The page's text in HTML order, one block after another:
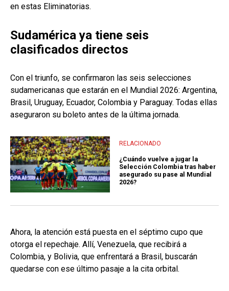
en estas Eliminatorias.
Sudamérica ya tiene seis
clasificados directos
Con el triunfo, se confirmaron las seis selecciones
sudamericanas que estarán en el Mundial 2026: Argentina,
Brasil, Uruguay, Ecuador, Colombia y Paraguay. Todas ellas
aseguraron su boleto antes de la última jornada.
RELACIONADO
¿Cuándo vuelve a jugar la
Selección Colombia tras haber
asegurado su pase al Mundial
2026?
Ahora, la atención está puesta en el séptimo cupo que
otorga el repechaje. Allí, Venezuela, que recibirá a
Colombia, y Bolivia, que enfrentará a Brasil, buscarán
quedarse con ese último pasaje a la cita orbital.